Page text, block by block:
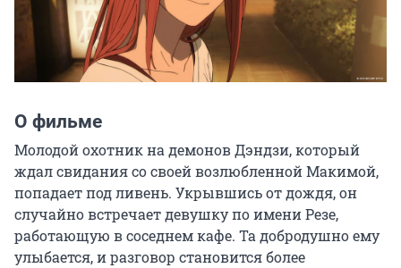
О фильме
Молодой охотник на демонов Дэндзи, который
ждал свидания со своей возлюбленной Макимой,
попадает под ливень. Укрывшись от дождя, он
случайно встречает девушку по имени Резе,
работающую в соседнем кафе. Та добродушно ему
улыбается, и разговор становится более